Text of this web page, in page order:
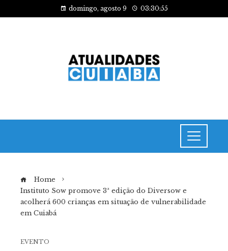
domingo, agosto 9 03:30:56
Home
Instituto Sow promove 3ª edição do Diversow e
acolherá 600 crianças em situação de vulnerabilidade
em Cuiabá
EVENTO